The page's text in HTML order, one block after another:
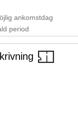
ankomstdag
period